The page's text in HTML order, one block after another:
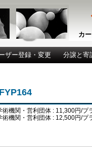
カ
ザー登録・変更 分譲と寄
機関・営利団体 : 11,300円/プ
機関・営利団体 : 12,500円/プ